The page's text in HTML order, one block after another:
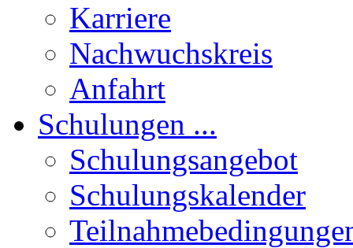
Karriere
Nachwuchskreis
Anfahrt
Schulungen ...
Schulungsangebot
Schulungskalender